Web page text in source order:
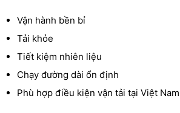
Vận hành bền bỉ
Tải khỏe
Tiết kiệm nhiên liệu
Chạy đường dài ổn định
Phù hợp điều kiện vận tải tại Việt Nam